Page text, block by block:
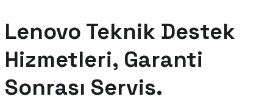
Lenovo Teknik Destek
Hizmetleri, Garanti
Sonrası Servis.